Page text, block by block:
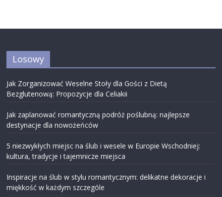
Losowy
Jak Zorganizować Weselne Stoły dla Gości z Dietą
Bezglutenową: Propozycje dla Celiakii
Jak zaplanować romantyczną podróż poślubną: najlepsze
destynacje dla nowożeńców
5 niezwykłych miejsc na ślub i wesele w Europie Wschodniej:
kultura, tradycje i tajemnicze miejsca
Inspiracje na ślub w stylu romantycznym: delikatne dekoracje i
miękkość w każdym szczególe